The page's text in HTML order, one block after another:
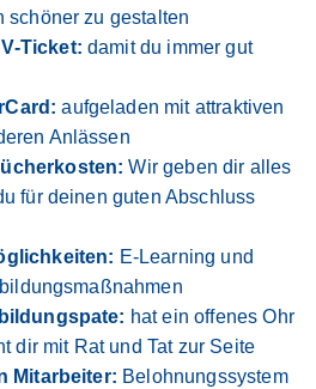
schöner zu gestalten
Ticket: damit du immer gut
aufgeladen mit attraktiven
Anlässen
Wir geben dir alles
für deinen guten Abschluss
E-Learning und
hat ein offenes Ohr
dir mit Rat und Tat zur Seite
Mitarbeiter: Belohnungssystem